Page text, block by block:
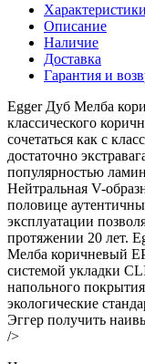
Характеристики
Описание
Наличие
Доставка
Гарантия и
Egger Дуб Мелба
классического
сочетаться как с
достаточно
популярностью
Нейтральная V-
половице
эксплуатации
протяжении 20 лет.
Мелба коричневый
системой укладки
напольного
экологические
Эггер получить
/>